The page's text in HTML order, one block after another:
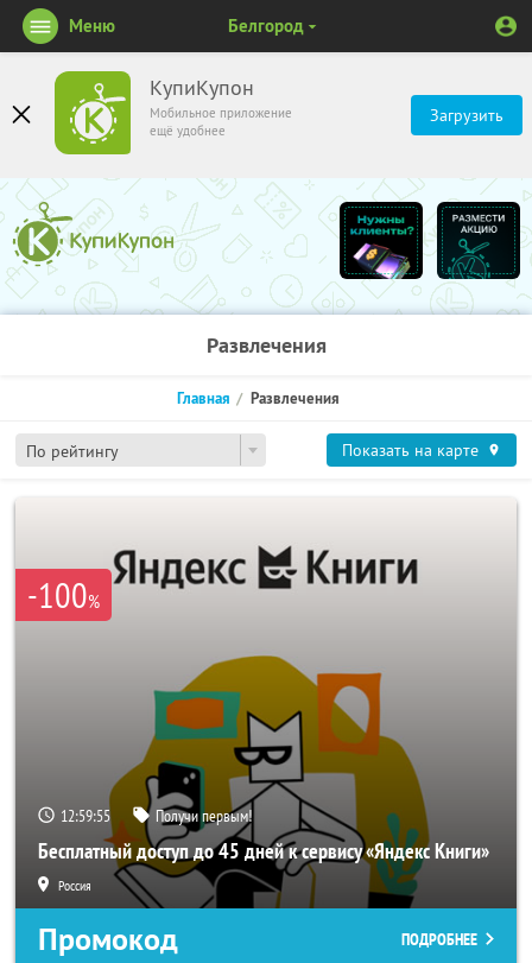
КупиКупон
Мобильное приложение
ещё удобнее
Загрузить
Меню Белгород
Развлечения
По рейтингу
Главная Развлечения
Показать на карте
-100%
12:59:52 Получи первым!
Бесплатный доступ до 45 дней к сервису «Яндекс Книги»
Россия
Промокод ПОДРОБНЕЕ